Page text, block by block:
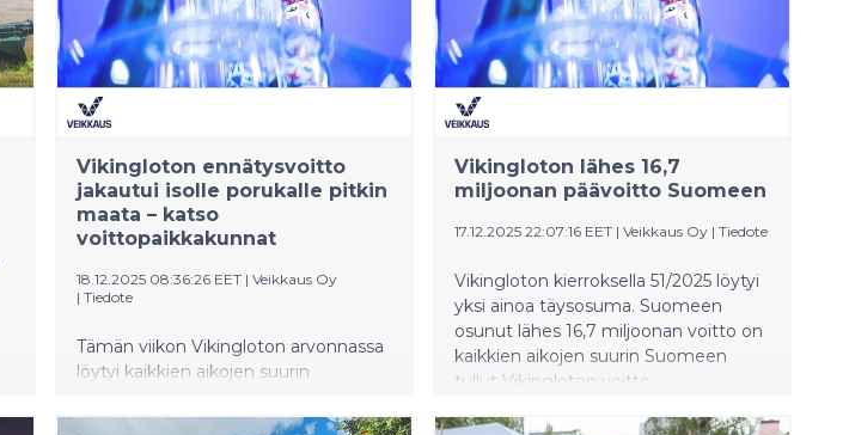
Vikingloton ennätysvoitto
jakautui isolle porukalle pitkin
maata – katso
voittopaikkakunnat
18.12.2025 08:36:26 EET | Veikkaus Oy
| Tiedote
Tämän viikon Vikingloton arvonnassa
löytyi kaikkien aikojen suurin
euron päävoitto osui netissä
Vikingloton lähes 16,7
miljoonan päävoitto Suomeen
17.12.2025 22:07:16 EET | Veikkaus Oy | Tiedote
Vikingloton kierroksella 51/2025 löytyi
yksi ainoa täysosuma. Suomeen
osunut lähes 16,7 miljoonan voitto on
kaikkien aikojen suurin Suomeen
tullut Vikingloton voitto.